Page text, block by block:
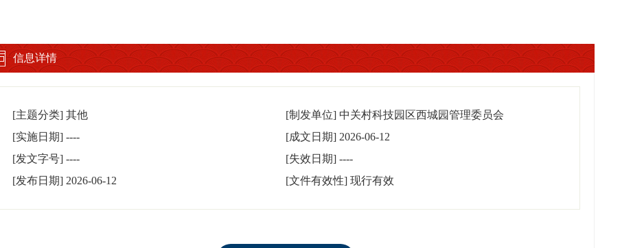
信息详情
[主题分类] 其他 [制发单位] 中关村科技园区西城园管理委员会
[实施日期] ---- [成文日期] 2026-06-12
[发文字号] ---- [失效日期] ----
[发布日期] 2026-06-12 [文件有效性] 现行有效